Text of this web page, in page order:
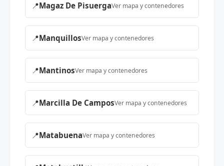
📍Magaz De PisuergaVer mapa y contenedores
📍ManquillosVer mapa y contenedores
📍MantinosVer mapa y contenedores
📍Marcilla De CamposVer mapa y contenedores
📍MatabuenaVer mapa y contenedores